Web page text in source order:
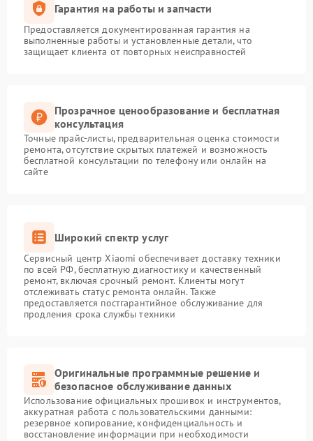
Гарантия на работы и запчасти
Предоставляется документированная гарантия на
выполненные работы и установленные детали, что
защищает клиента от повторных неисправностей
Прозрачное ценообразование и бесплатная
консультация
Точные прайс-листы, предварительная оценка стоимости
ремонта, отсутствие скрытых платежей и возможность
бесплатной консультации по телефону или онлайн на
сайте
Широкий спектр услуг
Сервисный центр Xiaomi обеспечивает доставку техники
по всей РФ, бесплатную диагностику и качественный
ремонт, включая срочный ремонт. Клиенты могут
отслеживать статус ремонта онлайн. Также
предоставляется постгарантийное обслуживание для
продления срока службы техники
Оригинальные программные решение и
безопасное обслуживание данных
Использование официальных прошивок и инструментов,
аккуратная работа с пользовательскими данными:
резервное копирование, конфиденциальность и
восстановление информации при необходимости